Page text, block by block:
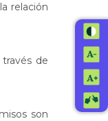
relación
de
son